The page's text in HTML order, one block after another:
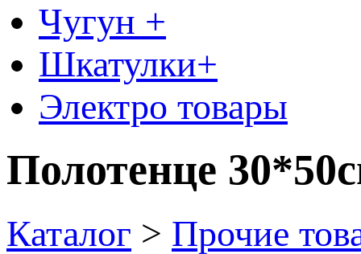
Чугун +
Шкатулки+
Электро товары
Полотенце
Каталог > Прочие